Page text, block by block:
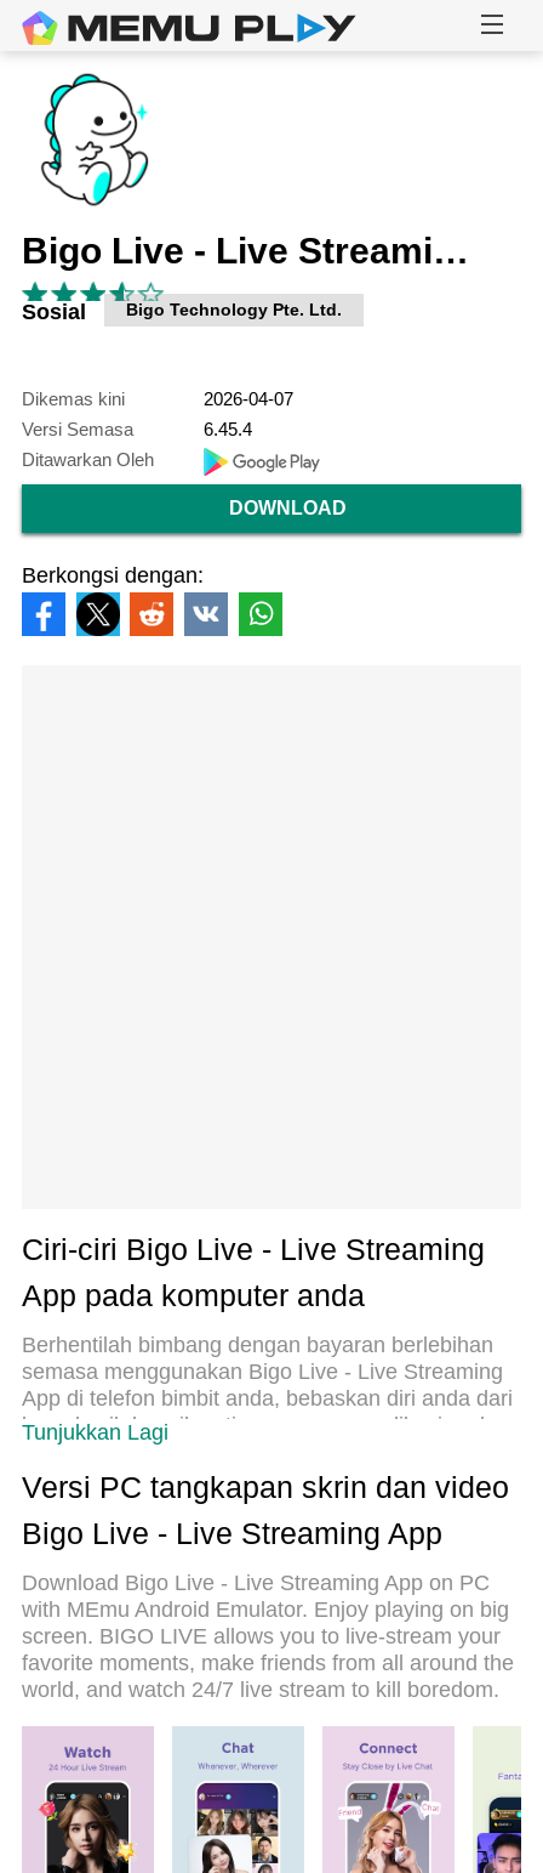
Bigo Live - Live Streaming App
Sosial Bigo Technology Pte. Ltd.
Dikemas kini
2026-04-07
Versi Semasa
6.45.4
Ditawarkan Oleh
DOWNLOAD
Berkongsi dengan:
Ciri-ciri Bigo Live - Live Streaming
App pada komputer anda
Berhentilah bimbang dengan bayaran berlebihan
semasa menggunakan Bigo Live - Live Streaming
App di telefon bimbit anda, bebaskan diri anda dari
layar kecil dan nikmati penggunaan aplikasi pada
paparan yang jauh lebih besar. Mulai sekarang,
dapatkan pengalaman skrin penuh aplikasi anda
dengan papan kekunci dan tetikus. MEmu Play
semua ciri mengejutkan yang anda harapkan:
kawalan intuitif, tidak ada batasan bateri, data
mudah alih, dan panggilan yang mengganggu.
MEmu 9 yang baru adalah pilihan terbaik untuk
menggunakan Bigo Live - Live Streaming App di
komputer anda. Dikodkan dengan penyerapan
pembukaan 2 atau lebih akaun pada masa yang
sama mungkin. Dan yang paling penting, mesin
emulasi eksklusif kami dapat melepaskan potensi
penuh PC anda, menjadikan semuanya lancar dan
menyeronokkan.
Tunjukkan Lagi
Versi PC tangkapan skrin dan video
Bigo Live - Live Streaming App
Download Bigo Live - Live Streaming App on PC
with MEmu Android Emulator. Enjoy playing on big
screen. BIGO LIVE allows you to live-stream your
favorite moments, make friends from all around the
world, and watch 24/7 live stream to kill boredom.